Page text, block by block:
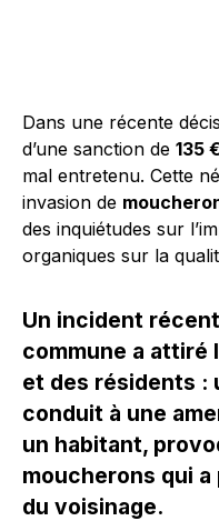
Dans une récente
d’une sanction de 135 €
mal entretenu. Cette
invasion de
des inquiétudes sur
organiques sur la
Un incident
commune a attiré
et des résidents :
conduit à une
un habitant,
moucherons qui
du voisinage.